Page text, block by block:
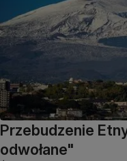
Przebudzenie
odwołane"